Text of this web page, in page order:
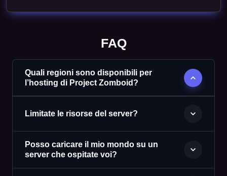
FAQ
Quali regioni sono disponibili per
l’hosting di Project Zomboid?
Limitate le risorse del server?
Posso caricare il mio mondo su un
server che ospitate voi?